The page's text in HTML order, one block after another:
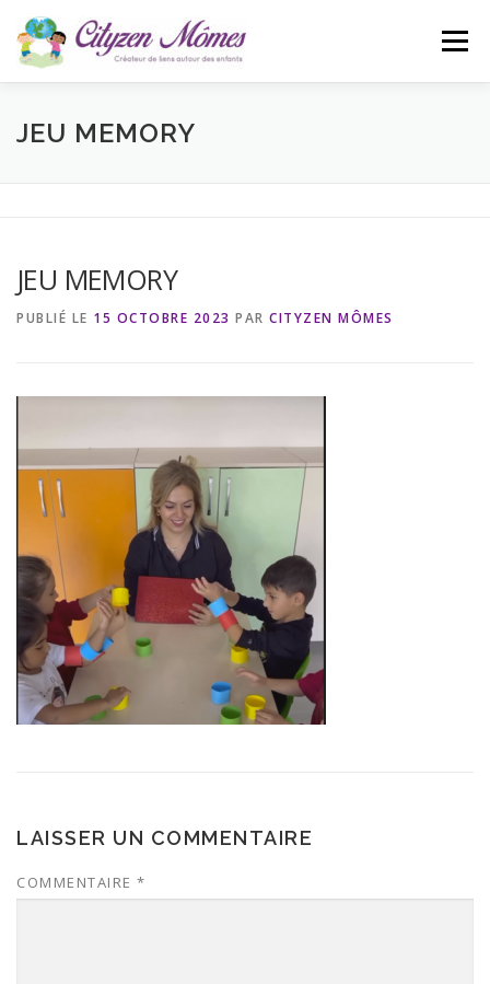
contenu
Menu
ACCUEIL L’ASSOCIATION
JEU MEMORY
JEU MEMORY
PUBLIÉ LE 15 OCTOBRE 2023 PAR CITYZEN MÔMES
LAISSER UN COMMENTAIRE
COMMENTAIRE *